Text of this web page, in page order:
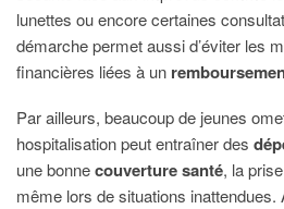
lunettes ou encore certaines
démarche permet aussi d’éviter les
financières liées à un
Par ailleurs, beaucoup de jeunes
hospitalisation peut entraîner des
une bonnecouverture santé, la
même lors de situations inattendues.